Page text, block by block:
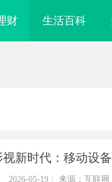
财 生活百科
视新时代：移动设
2026-05-19 来源：互联网